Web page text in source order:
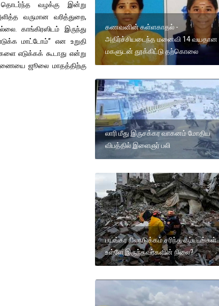
தொடர்ந்த வழக்கு இன்று
வருமான வரித்துறை,
காங்கிரஸிடம் இருந்து
மாட்டோம்” என உறுதி
எடுக்கக் கூடாது என்று
ஜூலை மாதத்திற்கு
கணவனின் கள்ளகாதல் -
அதிர்ச்சியடைந்த மனைவி 14 வயதான
மகளுடன் தூக்கிட்டு தற்கொலை
லாரி மீது இருசக்கர வாகனம் மோதிய
விபத்தில் இளைஞர் பலி
பயங்கர நிலநடுக்கம் சரிந்த கட்ட‌டங்கள்..
உள்ளே இருந்தவர்களின் நிலை?